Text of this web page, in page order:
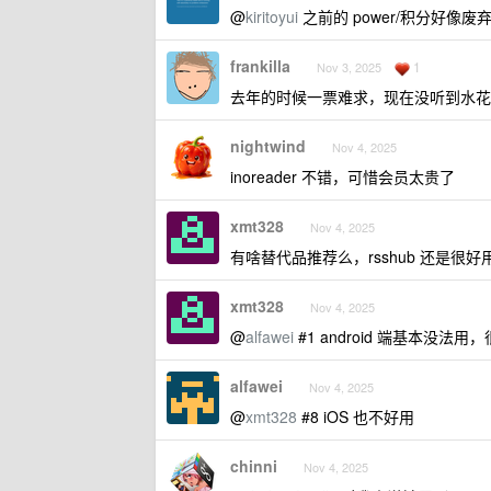
@kiritoyui 之前的 power/积分好像废
frankilla Nov 3, 2025 1
去年的时候一票难求，现在没听到水花
nightwind Nov 4, 2025
inoreader 不错，可惜会员太贵了
xmt328 Nov 4, 2025
有啥替代品推荐么，rsshub 还是很好
xmt328 Nov 4, 2025
@alfawei #1 android 端基本没法用，
alfawei Nov 4, 2025
@xmt328 #8 iOS 也不好用
chinni Nov 4, 2025